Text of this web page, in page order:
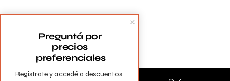
Registrate y accedé a descuentos
Preguntá por
precios
preferenciales